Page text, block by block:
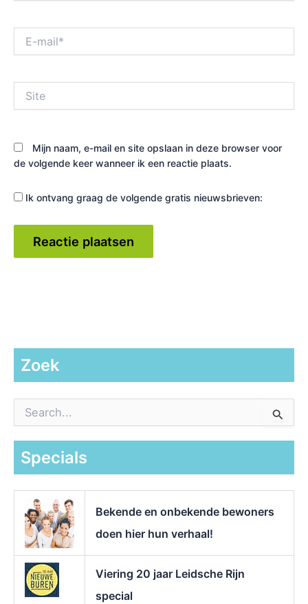
mail*
Mijn naam, e-mail en site opslaan in deze browser voor
de volgende keer wanneer ik een reactie plaats.
Ik ontvang graag de volgende gratis nieuwsbrieven:
Zoek
a
Specials
Bekende en onbekende bewoners
doen hier hun verhaal!
Viering 20 jaar Leidsche Rijn
special